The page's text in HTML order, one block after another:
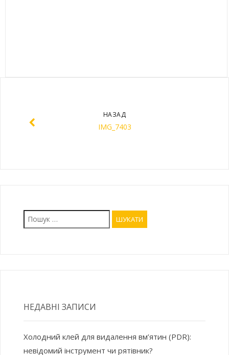
НАЗАД
IMG_7403
Пошук:
НЕДАВНІ ЗАПИСИ
Холодний клей для видалення вм’ятин (PDR):
невідомий інструмент чи рятівник?